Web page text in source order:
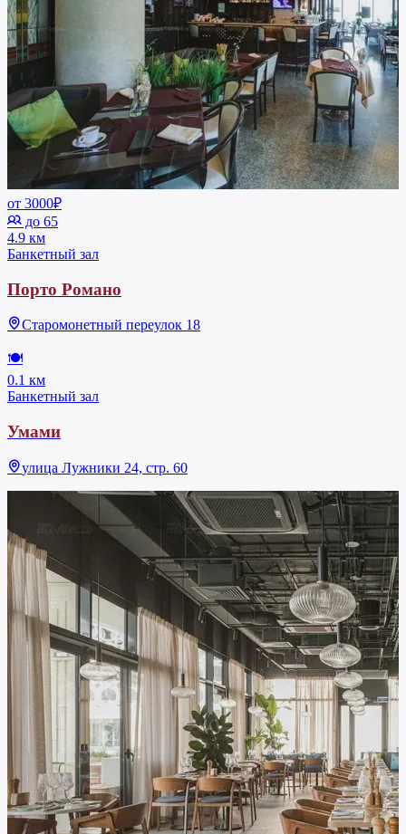
от 3000₽
до 65
4.9 км
Банкетный зал
Порто Романо
Старомонетный переулок 18
🍽
0.1 км
Банкетный зал
Умами
улица Лужники 24, стр. 60